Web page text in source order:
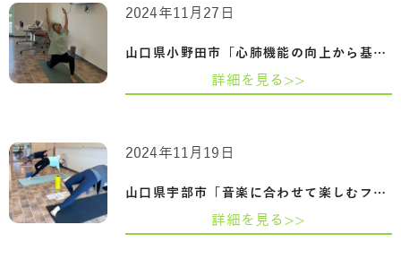
山口県小野田市「心肺機能の向上から基礎…
2024年11月27日
詳細を見る>>
山口県宇部市「音楽に合わせて楽しむフロ…
2024年11月19日
詳細を見る>>